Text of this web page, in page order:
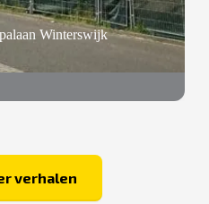
Winterswijk
verhalen